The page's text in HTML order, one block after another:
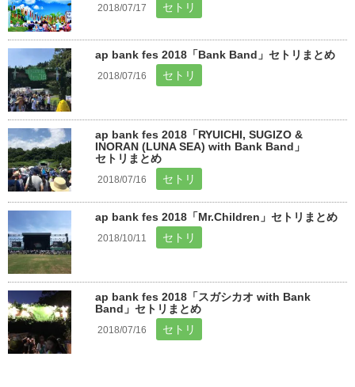
2018/07/17 セトリ
ap bank fes 2018「Bank Band」セトリまとめ
2018/07/16 セトリ
ap bank fes 2018「RYUICHI, SUGIZO &
INORAN (LUNA SEA) with Bank Band」
セトリまとめ
2018/07/16 セトリ
ap bank fes 2018「Mr.Children」セトリまとめ
2018/10/11 セトリ
ap bank fes 2018「スガシカオ with Bank
Band」セトリまとめ
2018/07/16 セトリ